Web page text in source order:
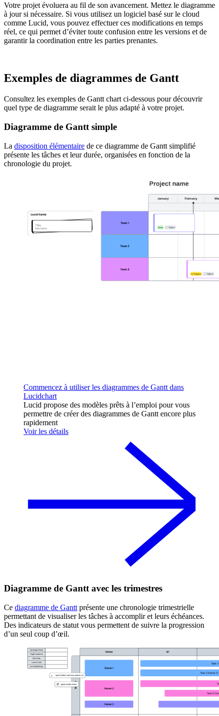
Votre projet évoluera au fil de son avancement. Mettez le diagramme
à jour si nécessaire. Si vous utilisez un logiciel basé sur le cloud
comme Lucid, vous pouvez effectuer ces modifications en temps
réel, ce qui permet d’éviter toute confusion entre les versions et de
garantir la coordination entre les parties prenantes.
Exemples de diagrammes de Gantt
Consultez les exemples de Gantt chart ci-dessous pour découvrir
quel type de diagramme serait le plus adapté à votre projet.
Diagramme de Gantt simple
La disposition élémentaire de ce diagramme de Gantt simplifié
présente les tâches et leur durée, organisées en fonction de la
chronologie du projet.
Commencez à utiliser les diagrammes de Gantt dans
Lucidchart
Lucid propose des modèles prêts à l’emploi pour vous
permettre de créer des diagrammes de Gantt encore plus
rapidement
Voir les détails
Diagramme de Gantt avec les trimestres
Ce diagramme de Gantt présente une chronologie trimestrielle
permettant de visualiser les tâches à accomplir et leurs échéances.
Des indicateurs de statut vous permettent de suivre la progression
d’un seul coup d’œil.